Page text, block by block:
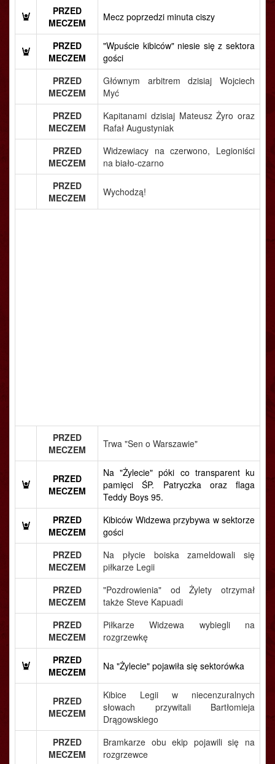
PRZED
MECZEM
Mecz poprzedzi minuta ciszy
PRZED
MECZEM
"Wpuście kibiców" niesie się z sektora
gości
PRZED
MECZEM
Głównym arbitrem dzisiaj Wojciech
Myć
PRZED
MECZEM
Kapitanami dzisiaj Mateusz Żyro oraz
Rafał Augustyniak
PRZED
MECZEM
Widzewiacy na czerwono, Legioniści
na biało-czarno
PRZED
MECZEM
Wychodzą!
PRZED
MECZEM
Trwa "Sen o Warszawie"
PRZED
MECZEM
Na "Żylecie" póki co transparent ku
pamięci ŚP. Patryczka oraz flaga
Teddy Boys 95.
PRZED
MECZEM
Kibiców Widzewa przybywa w sektorze
gości
PRZED
MECZEM
Na płycie boiska zameldowali się
piłkarze Legii
PRZED
MECZEM
"Pozdrowienia" od Żylety otrzymał
także Steve Kapuadi
PRZED
MECZEM
Piłkarze Widzewa wybiegli na
rozgrzewkę
PRZED
MECZEM
Na "Żylecie" pojawiła się sektorówka
PRZED
MECZEM
Kibice Legii w niecenzuralnych
słowach przywitali Bartłomieja
Drągowskiego
PRZED
MECZEM
Bramkarze obu ekip pojawili się na
rozgrzewce